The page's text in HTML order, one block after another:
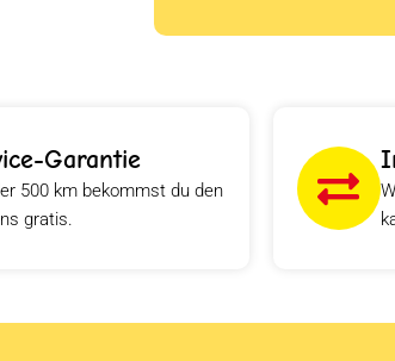
Garantie
500 km bekommst du den
gratis.